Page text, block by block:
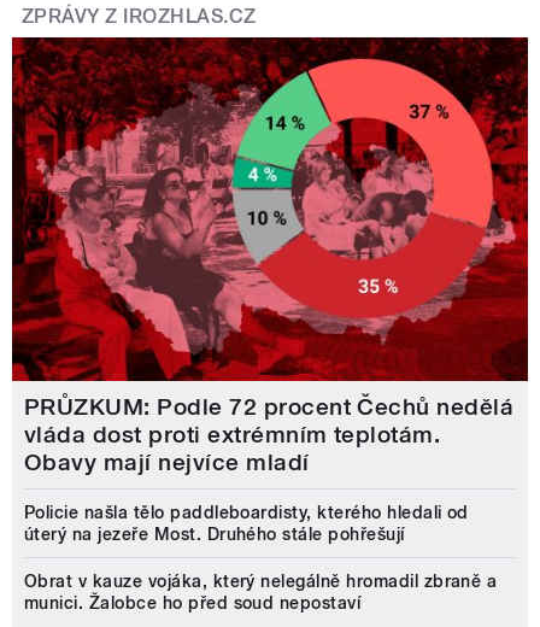
ZPRÁVY Z IROZHLAS.CZ
PRŮZKUM: Podle 72 procent Čechů nedělá
vláda dost proti extrémním teplotám.
Obavy mají nejvíce mladí
Policie našla tělo paddleboardisty, kterého hledali od
úterý na jezeře Most. Druhého stále pohřešují
Obrat v kauze vojáka, který nelegálně hromadil zbraně a
munici. Žalobce ho před soud nepostaví